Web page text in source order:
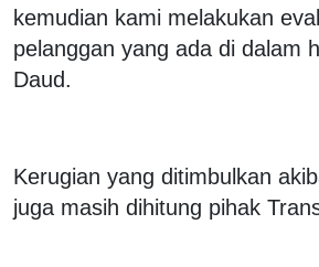
kemudian kami melakukan
pelanggan yang ada di dalam
Daud.
Kerugian yang ditimbulkan
juga masih dihitung pihak